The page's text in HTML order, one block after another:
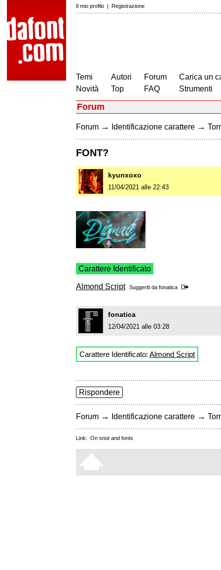
Il mio profilo | Registrazione
Temi
Novità
Autori
Top
Forum
FAQ
Carica un
Strumenti
Forum
Forum → Identificazione carattere →
FONT?
kyunxoxo
11/04/2021 alle 22:43
Carattere Identificato
Almond Script Suggeriti da fonatica
fonatica
12/04/2021 alle 03:28
Carattere Identificato: Almond Script
Rispondere
Forum → Identificazione carattere →
Link: On snot and fonts